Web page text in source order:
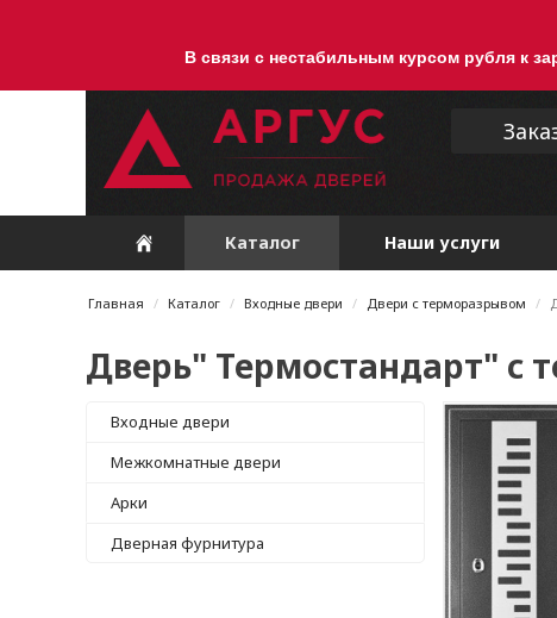
В связи с нестабильным курсом рубля к
Каталог Наши услуги
Главная Каталог Входные двери Двери с терморазрывом
Дверь" Термостандарт" с
Входные двери
Межкомнатные двери
Арки
Дверная фурнитура